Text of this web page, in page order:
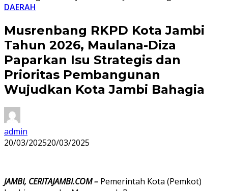
DAERAH
Musrenbang RKPD Kota Jambi
Tahun 2026, Maulana-Diza
Paparkan Isu Strategis dan
Prioritas Pembangunan
Wujudkan Kota Jambi Bahagia
admin
20/03/202520/03/2025
JAMBI, CERITAJAMBI.COM – Pemerintah Kota (Pemkot)